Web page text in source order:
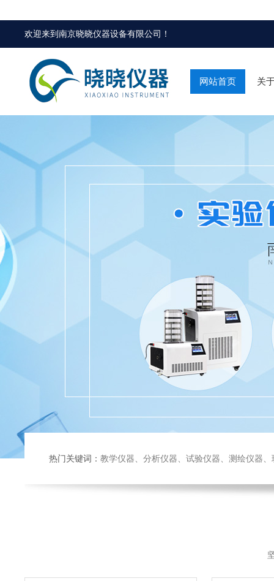
欢迎来到南京晓晓仪器设备有限公司 ！
网站首页 关
热门关键词： 教学仪器、分析仪器、试验仪器、测绘仪器、玻璃仪